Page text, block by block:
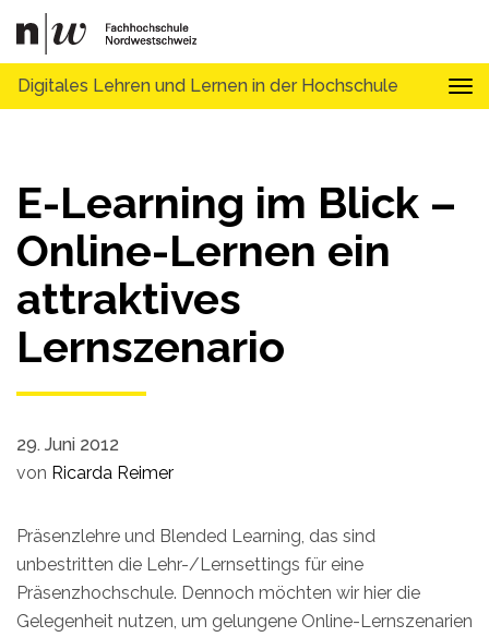
Digitales Lehren und Lernen in der Hochschule
E-Learning im Blick –
Online-Lernen ein
attraktives
Lernszenario
29. Juni 2012
von Ricarda Reimer
Präsenzlehre und Blended Learning, das sind
unbestritten die Lehr-/Lernsettings für eine
Präsenzhochschule. Dennoch möchten wir hier die
Gelegenheit nutzen, um gelungene Online-Lernszenarien